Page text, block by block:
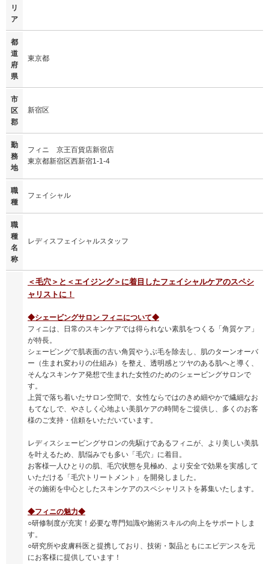
リ
ア
都
道
府
県
東京都
市
区
郡
新宿区
勤
務
地
フィニ 京王百貨店新宿店
東京都新宿区西新宿1-1-4
職
種
フェイシャル
職
種
名
称
レディスフェイシャルスタッフ
＜毛穴＞と＜エイジング＞に着目したフェイシャルケアのスペシ
ャリストに！
◆シェービングサロン フィニについて◆
フィニは、日常のスキンケアでは得られない素肌をつくる「角質ケア」
が特長。
シェービングで肌表面の古い角質やうぶ毛を除去し、肌のターンオーバ
ー（生まれ変わりの仕組み）を整え、透明感とツヤのある肌へと導く、
そんなスキンケア発想で生まれた女性のためのシェービングサロンで
す。
上質で落ち着いたサロン空間で、女性ならではのきめ細やかで繊細なお
もてなしで、やさしく心地よい美肌ケアの時間をご提供し、多くのお客
様のご支持・信頼をいただいています。
レディスシェービングサロンの先駆けであるフィニが、より美しい美肌
を叶えるため、肌悩みでも多い「毛穴」に着目。
お客様一人ひとりの肌、毛穴状態を見極め、より安全で効果を実感して
いただける「毛穴トリートメント」を開発しました。
その施術を中心としたスキンケアのスペシャリストを募集いたします。
◆フィニの魅力◆
○研修制度が充実！必要な専門知識や施術スキルの向上をサポートしま
す。
○研究所や皮膚科医と提携しており、技術・製品ともにエビデンスを元
にお客様に提供しています！